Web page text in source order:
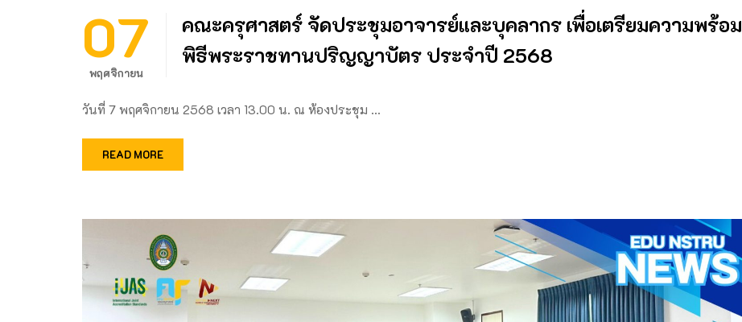
07
พฤศจิกายน
คณะครุศาสตร์ จัดประชุมอาจารย์และบุคลากร เพื่อเตรียมความพร้อม
พิธีพระราชทานปริญญาบัตร ประจำปี 2568
วันที่ 7 พฤศจิกายน 2568 เวลา 13.00 น. ณ ห้องประชุม …
READ MORE